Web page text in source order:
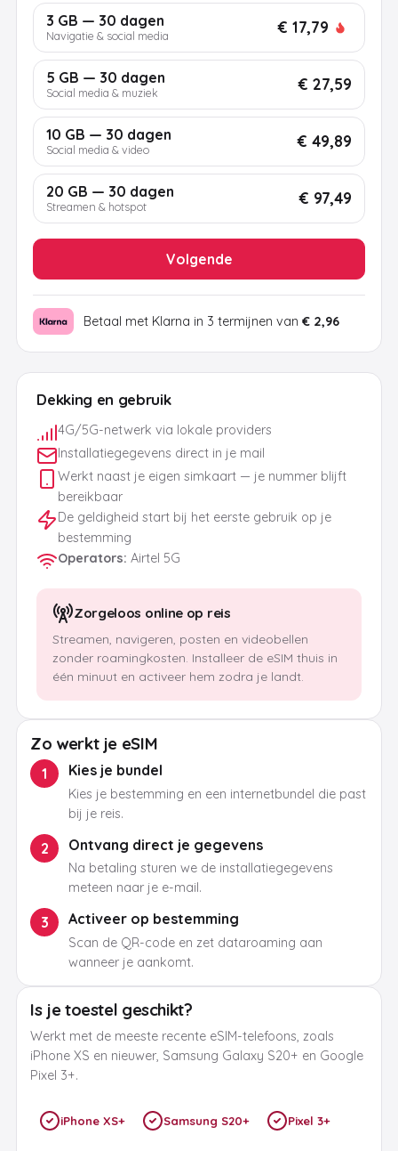
Dekking en gebruik
4G/5G-netwerk via lokale providers
Installatiegegevens direct in je mail
Werkt naast je eigen simkaart — je nummer blijft
bereikbaar
De geldigheid start bij het eerste gebruik op je
bestemming
Operators: Airtel 5G
Zorgeloos online op reis
Streamen, navigeren, posten en videobellen
zonder roamingkosten. Installeer de eSIM thuis in
één minuut en activeer hem zodra je landt.
Zo werkt je eSIM
1 Kies je bundel
Kies je bestemming en een internetbundel die past
bij je reis.
2 Ontvang direct je gegevens
Na betaling sturen we de installatiegegevens
meteen naar je e-mail.
3 Activeer op bestemming
Scan de QR-code en zet dataroaming aan
wanneer je aankomt.
Is je toestel geschikt?
Werkt met de meeste recente eSIM-telefoons, zoals
iPhone XS en nieuwer, Samsung Galaxy S20+ en Google
Pixel 3+.
iPhone XS+ Samsung S20+ Pixel 3+
3 GB — 30 dagen
Navigatie & social media € 17,79
5 GB — 30 dagen
Social media & muziek € 27,59
10 GB — 30 dagen
Social media & video € 49,89
20 GB — 30 dagen
Streamen & hotspot € 97,49
Volgende
Betaal met Klarna in 3 termijnen van € 2,96